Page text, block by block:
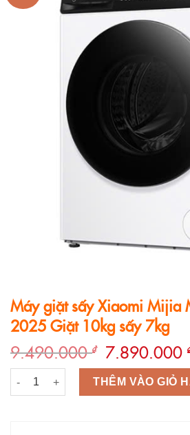
Máy giặt sấy Xiaomi Mijia
2025 Giặt 10kg sấy 7kg
9.490.000₫ Giá
gốc
là:
9.490.000
7.890.000
Máy giặt sấy Xiaomi Mijia MJ104
THÊM VÀO GIỎ